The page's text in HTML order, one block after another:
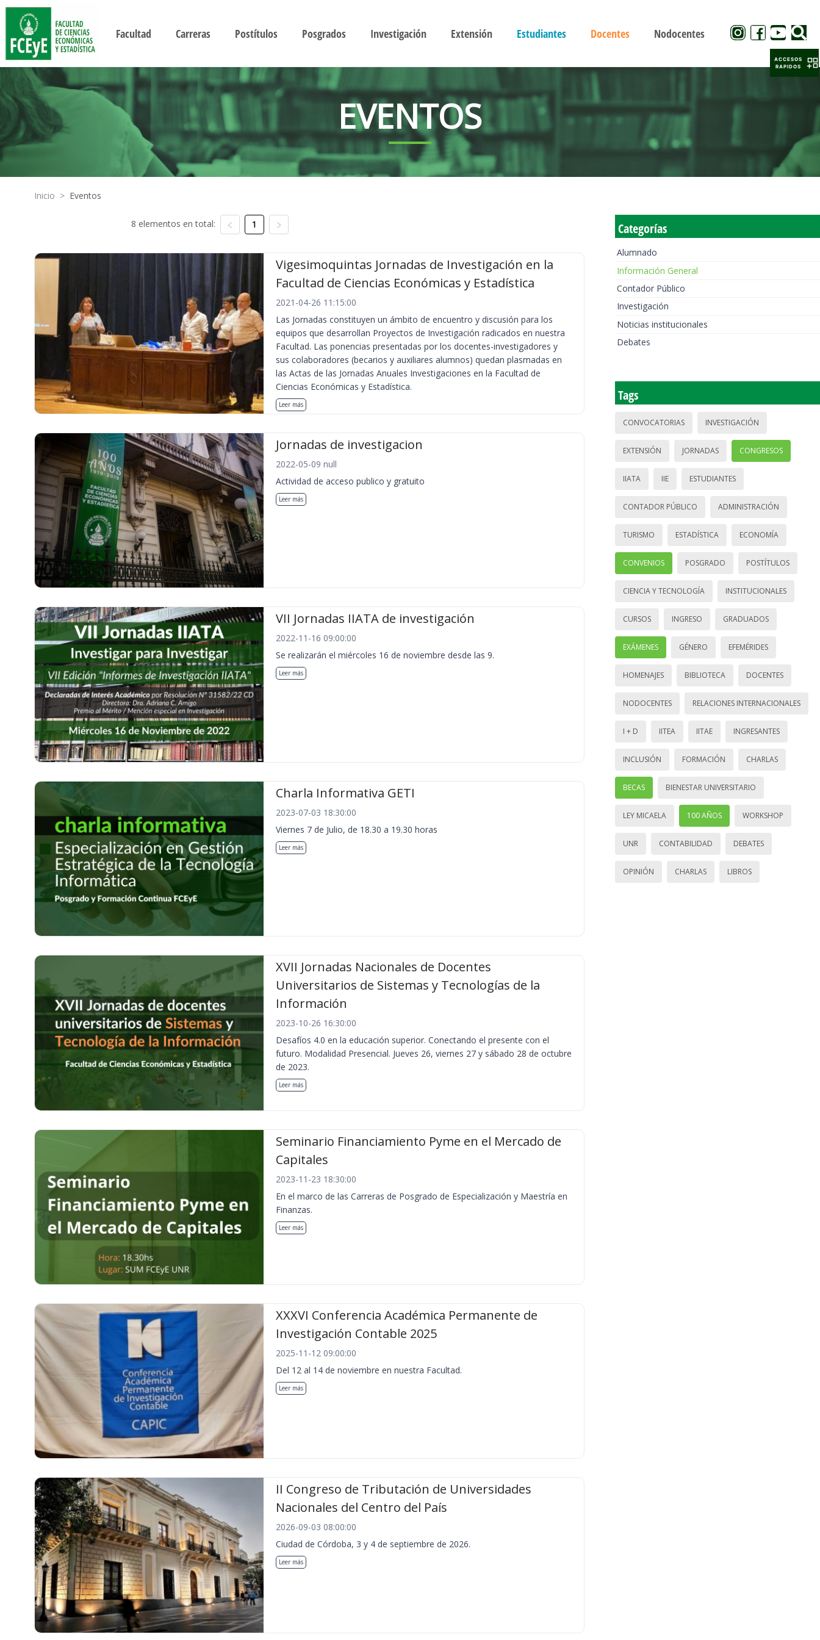
Facultad Carreras Postítulos Posgrados Investigación Extensión Estudiantes Docentes Nodocentes
EVENTOS
Inicio > Eventos
8 elementos en total: 1
Vigesimoquintas Jornadas de Investigación en la
Facultad de Ciencias Económicas y Estadística
2021-04-26 11:15:00
Las Jornadas constituyen un ámbito de encuentro y discusión para los
equipos que desarrollan Proyectos de Investigación radicados en nuestra
Facultad. Las ponencias presentadas por los docentes-investigadores y
sus colaboradores (becarios y auxiliares alumnos) quedan plasmadas en
las Actas de las Jornadas Anuales Investigaciones en la Facultad de
Ciencias Económicas y Estadística.
Leer más
Jornadas de investigacion
2022-05-09 null
Actividad de acceso publico y gratuito
Leer más
VII Jornadas IIATA de investigación
2022-11-16 09:00:00
Se realizarán el miércoles 16 de noviembre desde las 9.
Leer más
Charla Informativa GETI
2023-07-03 18:30:00
Viernes 7 de Julio, de 18.30 a 19.30 horas
Leer más
XVII Jornadas Nacionales de Docentes
Universitarios de Sistemas y Tecnologías de la
Información
2023-10-26 16:30:00
Desafíos 4.0 en la educación superior. Conectando el presente con el
futuro. Modalidad Presencial. Jueves 26, viernes 27 y sábado 28 de octubre
de 2023.
Leer más
Seminario Financiamiento Pyme en el Mercado de
Capitales
2023-11-23 18:30:00
En el marco de las Carreras de Posgrado de Especialización y Maestría en
Finanzas.
Leer más
XXXVI Conferencia Académica Permanente de
Investigación Contable 2025
2025-11-12 09:00:00
Del 12 al 14 de noviembre en nuestra Facultad.
Leer más
II Congreso de Tributación de Universidades
Nacionales del Centro del País
2026-09-03 08:00:00
Ciudad de Córdoba, 3 y 4 de septiembre de 2026.
Leer más
Categorías
Alumnado
Información General
Contador Público
Investigación
Noticias institucionales
Debates
Tags
CONVOCATORIAS INVESTIGACIÓN
EXTENSIÓN JORNADAS CONGRESOS
IIATA IIE ESTUDIANTES
CONTADOR PÚBLICO ADMINISTRACIÓN
TURISMO ESTADÍSTICA ECONOMÍA
CONVENIOS POSGRADO POSTÍTULOS
CIENCIA Y TECNOLOGÍA INSTITUCIONALES
CURSOS INGRESO GRADUADOS
EXÁMENES GÉNERO EFEMÉRIDES
HOMENAJES BIBLIOTECA DOCENTES
NODOCENTES RELACIONES INTERNACIONALES
I + D IITEA IITAE INGRESANTES
INCLUSIÓN FORMACIÓN CHARLAS
BECAS BIENESTAR UNIVERSITARIO
LEY MICAELA 100 AÑOS WORKSHOP
UNR CONTABILIDAD DEBATES
OPINIÓN CHARLAS LIBROS
ACCESOS
RAPIDOS